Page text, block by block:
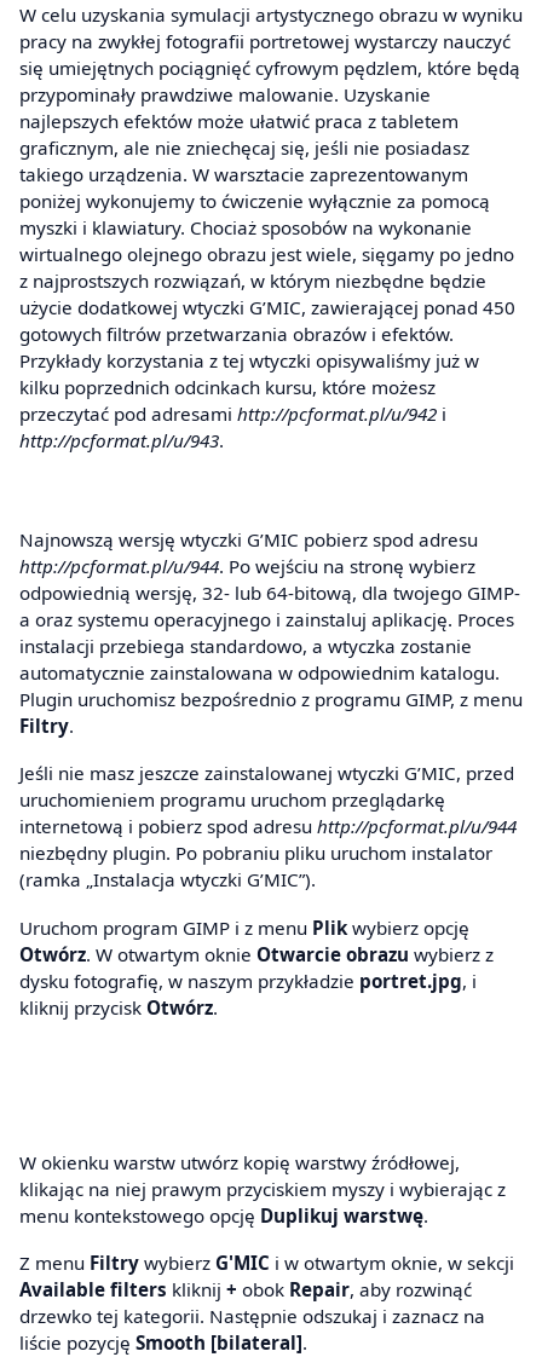
W celu uzyskania symulacji artystycznego obrazu w wyniku
pracy na zwykłej fotografii portretowej wystarczy nauczyć
się umiejętnych pociągnięć cyfrowym pędzlem, które będą
przypominały prawdziwe malowanie. Uzyskanie
najlepszych efektów może ułatwić praca z tabletem
graficznym, ale nie zniechęcaj się, jeśli nie posiadasz
takiego urządzenia. W warsztacie zaprezentowanym
poniżej wykonujemy to ćwiczenie wyłącznie za pomocą
myszki i klawiatury. Chociaż sposobów na wykonanie
wirtualnego olejnego obrazu jest wiele, sięgamy po jedno
z najprostszych rozwiązań, w którym niezbędne będzie
użycie dodatkowej wtyczki G’MIC, zawierającej ponad 450
gotowych filtrów przetwarzania obrazów i efektów.
Przykłady korzystania z tej wtyczki opisywaliśmy już w
kilku poprzednich odcinkach kursu, które możesz
przeczytać pod adresami http://pcformat.pl/u/942 i
http://pcformat.pl/u/943.
Najnowszą wersję wtyczki G’MIC pobierz spod adresu
http://pcformat.pl/u/944. Po wejściu na stronę wybierz
odpowiednią wersję, 32- lub 64-bitową, dla twojego GIMP-
a oraz systemu operacyjnego i zainstaluj aplikację. Proces
instalacji przebiega standardowo, a wtyczka zostanie
automatycznie zainstalowana w odpowiednim katalogu.
Plugin uruchomisz bezpośrednio z programu GIMP, z menu
Filtry.
Jeśli nie masz jeszcze zainstalowanej wtyczki G’MIC, przed
uruchomieniem programu uruchom przeglądarkę
internetową i pobierz spod adresu http://pcformat.pl/u/944
niezbędny plugin. Po pobraniu pliku uruchom instalator
(ramka „Instalacja wtyczki G’MIC”).
Uruchom program GIMP i z menu Plik wybierz opcję
Otwórz. W otwartym oknie Otwarcie obrazu wybierz z
dysku fotografię, w naszym przykładzie portret.jpg, i
kliknij przycisk Otwórz.
W okienku warstw utwórz kopię warstwy źródłowej,
klikając na niej prawym przyciskiem myszy i wybierając z
menu kontekstowego opcję Duplikuj warstwę.
Z menu Filtry wybierz G'MIC i w otwartym oknie, w sekcji
Available filters kliknij + obok Repair, aby rozwinąć
drzewko tej kategorii. Następnie odszukaj i zaznacz na
liście pozycję Smooth [bilateral].